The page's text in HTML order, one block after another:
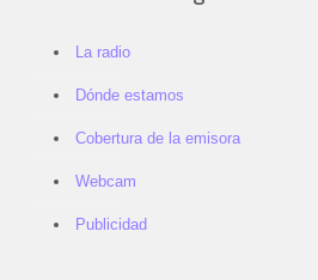
La radio
Dónde estamos
Cobertura de la emisora
Webcam
Publicidad